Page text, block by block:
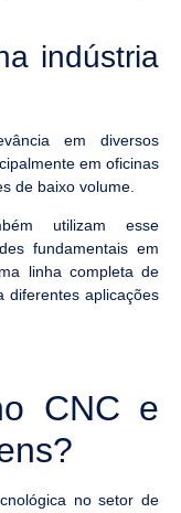
indústria
em diversos
em oficinas
de baixo volume.
utilizam esse
fundamentais em
linha completa de
diferentes aplicações
CNC e
no setor de